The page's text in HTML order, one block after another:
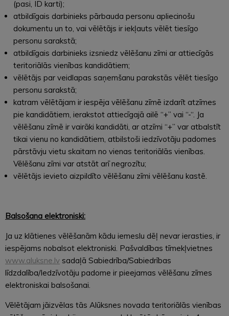
(pasi, ID karti);
atbildīgais darbinieks pārbauda personu apliecinošu
dokumentu un to, vai vēlētājs ir iekļauts vēlēt tiesīgo
personu sarakstā;
atbildīgais darbinieks izsniedz vēlēšanu zīmi ar attiecīgās
teritoriālās vienības kandidātiem;
vēlētājs par veidlapas saņemšanu parakstās vēlēt tiesīgo
personu sarakstā;
katram vēlētājam ir iespēja vēlēšanu zīmē izdarīt atzīmes
pie kandidātiem, ierakstot attiecīgajā ailē “+” vai “-“. Ja
vēlēšanu zīmē ir vairāki kandidāti, ar atzīmi “+” var atbalstīt
tikai vienu no kandidātiem, atbilstoši iedzīvotāju padomes
pārstāvju vietu skaitam no vienas teritoriālās vienības.
Vēlēšanu zīmi var atstāt arī negrozītu;
vēlētājs ievieto aizpildīto vēlēšanu zīmi vēlēšanu kastē.
Balsošana elektroniski:
Ja uz klātienes vēlēšanām kādu iemeslu dēļ nevar ierasties, ir
iespējams nobalsot elektroniski. Pašvaldības tīmekļvietnes
www.aluksne.lv sadaļā Sabiedrība/Sabiedrības
līdzdalība/Iedzīvotāju padome ir pieejamas vēlēšanu zīmes
elektroniskai balsošanai.
Vēlētājam jāizvēlas tās Alūksnes novada teritoriālās vienības